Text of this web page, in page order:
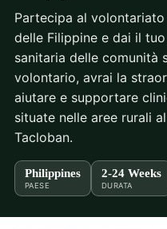
Partecipa al
delle Filippine e dai il
sanitaria delle comunità
volontario, avrai la
aiutare e supportare
situate nelle aree rurali
Tacloban.
Philippines
PAESE
2-24 Weeks
DURATA